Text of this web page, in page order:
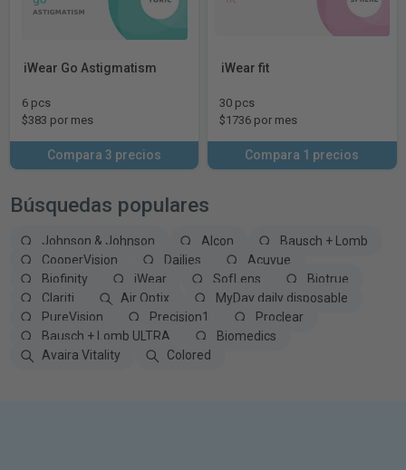
iWear Go Astigmatism
6 pcs
$383 por mes
Compara 3 precios
iWear fit
30 pcs
$1736 por mes
Compara 1 precios
Búsquedas populares
Johnson & Johnson Alcon
Bausch + Lomb
CooperVision
Dailies
Acuvue
Biofinity
iWear SofLens
Biotrue
Clariti
Air Optix
MyDay daily disposable
PureVision
Precision1
Proclear
Bausch + Lomb ULTRA
Biomedics
Avaira Vitality
Colored